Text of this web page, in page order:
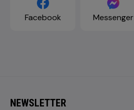
Facebook Messenger
NEWSLETTER